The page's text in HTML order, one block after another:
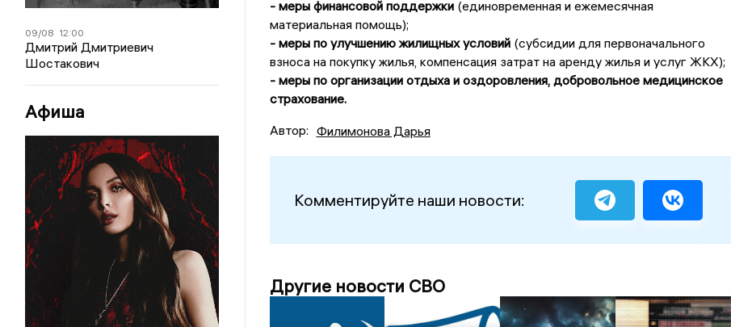
09/08 12:00
Дмитрий Дмитриевич
Шостакович
Афиша
- меры финансовой поддержки(единовременная и ежемесячная
материальная помощь);
- меры по улучшению жилищных условий(субсидии для первоначального
взноса на покупку жилья, компенсация затрат на аренду жилья и услуг ЖКХ);
- меры по организации отдыха и оздоровления, добровольное медицинское
страхование.
Автор: Филимонова Дарья
Комментируйте наши новости:
Другие новости СВО